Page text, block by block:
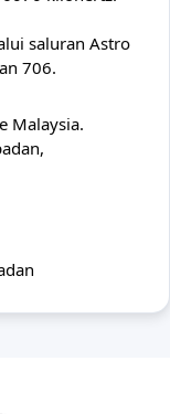
saluran Astro
706.
Malaysia.